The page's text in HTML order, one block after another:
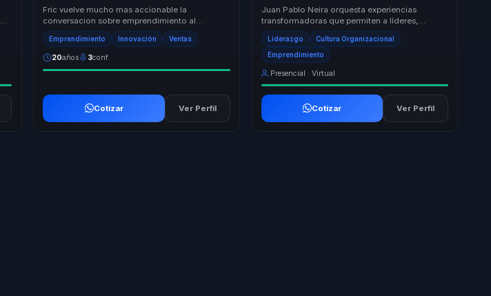
Fric vuelve mucho mas accionable la
conversacion sobre emprendimiento al
conectar ideas, ejecucion y crecimiento con
decisiones claras de...
Emprendimiento Innovación Ventas
20años 3conf.
Cotizar Ver Perfil
Juan Pablo Neira orquesta experiencias
transformadoras que permiten a líderes,
directivos y responsables de equipos dejar
atrás la desali...
Liderazgo Cultura Organizacional
Emprendimiento
Presencial · Virtual
Cotizar Ver Perfil